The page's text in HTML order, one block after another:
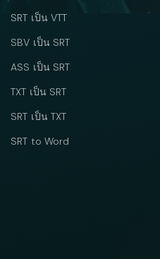
SRT เป็น VTT
SBV เป็น SRT
ASS เป็น SRT
TXT เป็น SRT
SRT เป็น TXT
SRT to Word